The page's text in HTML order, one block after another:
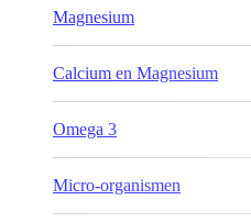
Magnesium
Calcium en Magnesium
Omega 3
Micro-organismen